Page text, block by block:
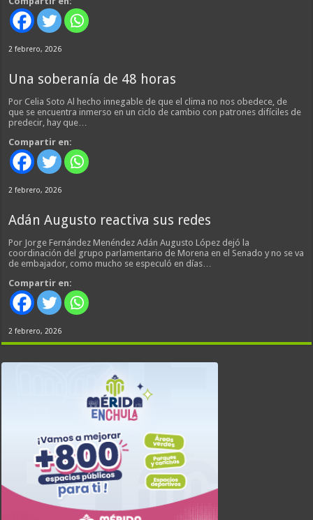
2 febrero, 2026
Una soberanía de 48 horas
Por Celia Soto Al hecho innegable de que el clima no nos obedece, de
que se encuentra inmerso en un ciclo de cambio con patrones difíciles de
predecir, hay que…
Compartir en:
2 febrero, 2026
Adán Augusto reactiva sus redes
Por Jorge Fernández Menéndez Adán Augusto López dejó la
coordinación del grupo parlamentario de Morena en el Senado y no se va
de embajador, como mucho se especuló en días…
Compartir en:
2 febrero, 2026